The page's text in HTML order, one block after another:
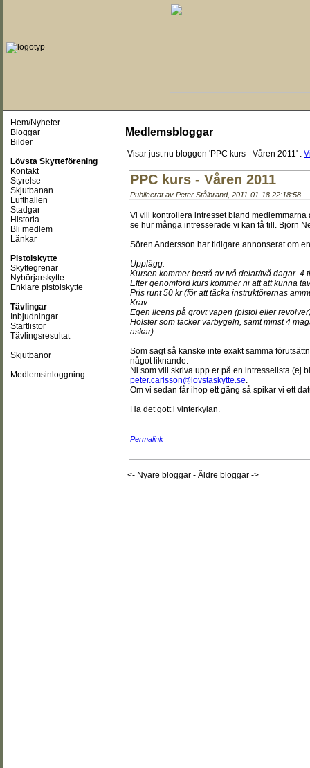
Hem/Nyheter
Bloggar
Bilder
Lövsta Skytteförening
Kontakt
Styrelse
Skjutbanan
Lufthallen
Stadgar
Historia
Bli medlem
Länkar
Pistolskytte
Skyttegrenar
Nybörjarskytte
Enklare pistolskytte
Tävlingar
Inbjudningar
Startlistor
Tävlingsresultat
Skjutbanor
Medlemsinloggning
Medlemsbloggar
Visar just nu bloggen 'PPC kurs - Våren 2011' .
PPC kurs - Våren 2011
Publicerat av Peter Stålbrand, 2011-01-18 22:18:58
Vi vill kontrollera intresset bland
se hur många intresserade vi kan få till. Björn
Sören Andersson har tidigare annonserat om
Upplägg:
Kursen kommer bestå av två delar/två dagar. 4
Efter genomförd kurs kommer ni att att kunna
Pris runt 50 kr (för att täcka instruktörernas
Krav:
Egen licens på grovt vapen (pistol eller
Hölster som täcker varbygeln, samt minst 4
askar).
Som sagt så kanske inte exakt samma
något liknande.
Ni som vill skriva upp er på en intresselista (ej
peter.carlsson@lovstaskytte.se.
Om vi sedan får ihop ett gäng så spikar vi ett
Ha det gott i vinterkylan.
Permalink
<- Nyare bloggar - Äldre bloggar ->